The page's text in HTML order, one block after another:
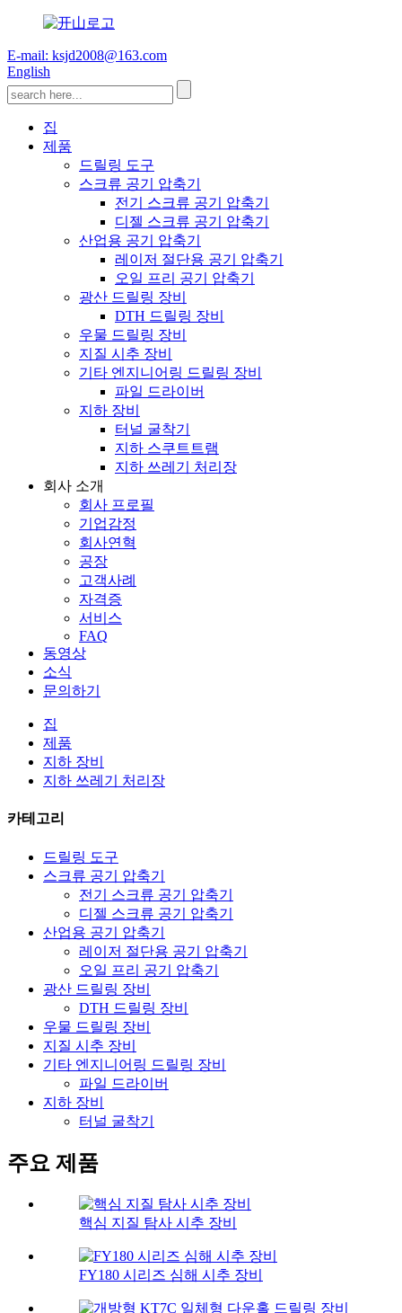
E-mail: ksjd2008@163.com
English
집
제품
드릴링 도구
스크류 공기 압축기
전기 스크류 공기 압축기
디젤 스크류 공기 압축기
산업용 공기 압축기
레이저 절단용 공기 압축기
오일 프리 공기 압축기
광산 드릴링 장비
DTH 드릴링 장비
우물 드릴링 장비
지질 시추 장비
기타 엔지니어링 드릴링 장비
파일 드라이버
지하 장비
터널 굴착기
지하 스쿠트트램
지하 쓰레기 처리장
회사 소개
회사 프로필
기업감정
회사연혁
공장
고객사례
자격증
서비스
FAQ
동영상
소식
문의하기
집
제품
지하 장비
지하 쓰레기 처리장
카테고리
드릴링 도구
스크류 공기 압축기
전기 스크류 공기 압축기
디젤 스크류 공기 압축기
산업용 공기 압축기
레이저 절단용 공기 압축기
오일 프리 공기 압축기
광산 드릴링 장비
DTH 드릴링 장비
우물 드릴링 장비
지질 시추 장비
기타 엔지니어링 드릴링 장비
파일 드라이버
지하 장비
터널 굴착기
주요 제품
핵심 지질 탐사 시추 장비
FY180 시리즈 심해 시추 장비